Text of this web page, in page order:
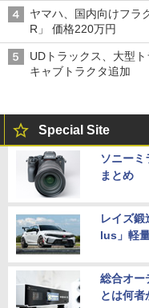
ヤマハ、国内向けフラ
R」 価格220万円
UDトラックス、大型
キャブトラクタ追加
Special Site
ソニー
まとめ
レイズ
lus」軽
総合オー
とは何者